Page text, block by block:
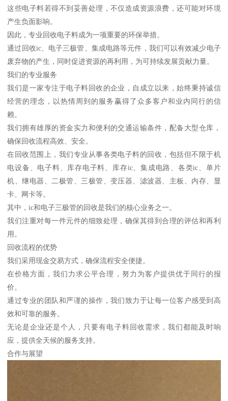
这些电子料若得不到妥善处理，不仅造成资源浪费，还可能对环境
产生负面影响。
因此，专业回收电子料成为一项重要的环保举措。
通过回收ic、电子三极管、集成电路等元件，我们可以有效减少电子
废弃物的产生，同时促进资源的再利用，为可持续发展贡献力量。
我们的专业服务
我们是一家专注于电子料回收的企业，自成立以来，始终秉持诚信
经营的理念，以热情周到的服务赢得了众多客户和业内同行的信
赖。
我们拥有雄厚的资金实力和便利的交通运输条件，配备大型仓库，
确保回收流程高效、安全。
在回收范围上，我们专业从事各类电子料的回收，包括但不限于机
电设备、电子料、库存电子料、库存ic、集成电路、各类ic、单片
机、继电器、二极管、三极管、变压器、滤波器、主板、内存、显
卡、网卡等。
其中，ic和电子三极管的回收是我们的核心业务之一。
我们注重对每一件元件的细致处理，确保其得到合理的评估和再利
用。
回收流程的优势
我们采用现金交易方式，确保流程安全便捷。
在价格方面，我们力求公平合理，努力为客户提供优于同行的报
价。
通过专业的团队和严谨的操作，我们致力于让每一位客户感受到高
效和可靠的服务。
无论是企业还是个人，只要有电子料回收需求，我们都能及时响
应，提供全天候的服务支持。
合作与展望